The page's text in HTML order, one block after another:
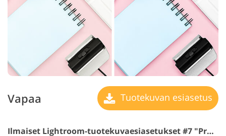
Vapaa Tuotekuvan esiasetus
Ilmaiset Lightroom-tuotekuvaesiasetukset #7 "Product HDR"